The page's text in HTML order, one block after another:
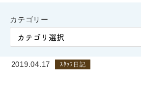
カテゴリー
2019.04.17 ｽﾀｯﾌ日記